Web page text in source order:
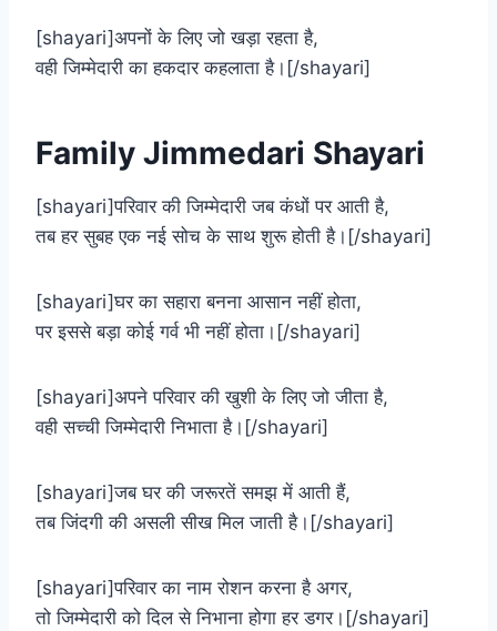
[shayari]अपनों के लिए जो खड़ा रहता है,
वही जिम्मेदारी का हकदार कहलाता है।[/shayari]
Family Jimmedari Shayari
[shayari]परिवार की जिम्मेदारी जब कंधों पर आती है,
तब हर सुबह एक नई सोच के साथ शुरू होती है।[/shayari]
[shayari]घर का सहारा बनना आसान नहीं होता,
पर इससे बड़ा कोई गर्व भी नहीं होता।[/shayari]
[shayari]अपने परिवार की खुशी के लिए जो जीता है,
वही सच्ची जिम्मेदारी निभाता है।[/shayari]
[shayari]जब घर की जरूरतें समझ में आती हैं,
तब जिंदगी की असली सीख मिल जाती है।[/shayari]
[shayari]परिवार का नाम रोशन करना है अगर,
तो जिम्मेदारी को दिल से निभाना होगा हर डगर।[/shayari]